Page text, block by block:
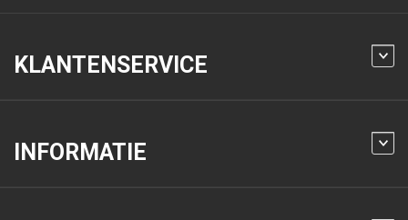
KLANTENSERVICE
INFORMATIE